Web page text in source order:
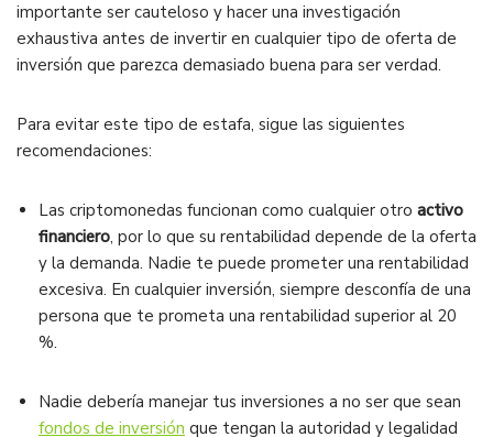
importante ser cauteloso y hacer una investigación
exhaustiva antes de invertir en cualquier tipo de oferta de
inversión que parezca demasiado buena para ser verdad.
Para evitar este tipo de estafa, sigue las siguientes
recomendaciones:
Las criptomonedas funcionan como cualquier otro activo
financiero, por lo que su rentabilidad depende de la oferta
y la demanda. Nadie te puede prometer una rentabilidad
excesiva. En cualquier inversión, siempre desconfía de una
persona que te prometa una rentabilidad superior al 20
%.
Nadie debería manejar tus inversiones a no ser que sean
fondos de inversión que tengan la autoridad y legalidad